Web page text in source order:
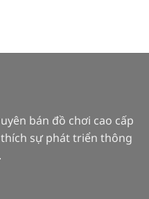
bán đồ chơi cao cấp
sự phát triển thông